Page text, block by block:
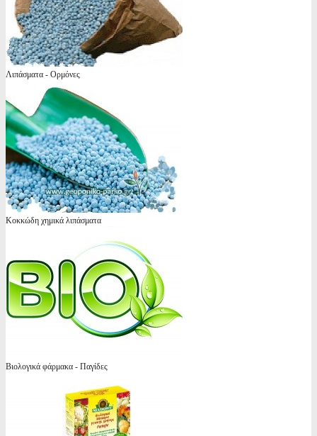
Λιπάσματα - Ορμόνες
Κοκκώδη χημικά λιπάσματα
Βιολογικά φάρμακα - Παγίδες